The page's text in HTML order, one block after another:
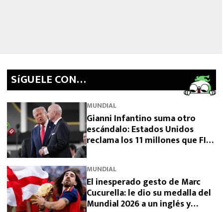
SíGUELE CON…
MUNDIAL
Gianni Infantino suma otro
escándalo: Estados Unidos
reclama los 11 millones que FIFA
MUNDIAL
El inesperado gesto de Marc
Cucurella: le dio su medalla del
Mundial 2026 a un inglés y